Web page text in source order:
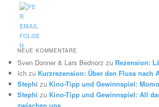
NEUE KOMMENTARE
Sven Donner & Lars Bednorz zu Rezension:
Ich zu Kurzrezension: Über den Fluss nach
Stephi zu Kino-Tipp und Gewinnspiel: Momo
Stephi zu Kino-Tipp und Gewinnspiel: All